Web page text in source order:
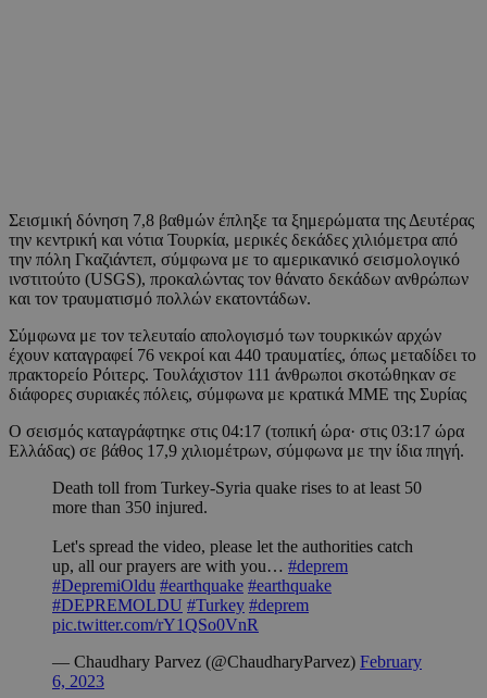
Σεισμική δόνηση 7,8 βαθμών έπληξε τα ξημερώματα της Δευτέρας
την κεντρική και νότια Τουρκία, μερικές δεκάδες χιλιόμετρα από
την πόλη Γκαζιάντεπ, σύμφωνα με το αμερικανικό σεισμολογικό
ινστιτούτο (USGS), προκαλώντας τον θάνατο δεκάδων ανθρώπων
και τον τραυματισμό πολλών εκατοντάδων.
Σύμφωνα με τον τελευταίο απολογισμό των τουρκικών αρχών
έχουν καταγραφεί 76 νεκροί και 440 τραυματίες, όπως μεταδίδει το
πρακτορείο Ρόιτερς. Τουλάχιστον 111 άνθρωποι σκοτώθηκαν σε
διάφορες συριακές πόλεις, σύμφωνα με κρατικά ΜΜΕ της Συρίας
Ο σεισμός καταγράφτηκε στις 04:17 (τοπική ώρα· στις 03:17 ώρα
Ελλάδας) σε βάθος 17,9 χιλιομέτρων, σύμφωνα με την ίδια πηγή.
Death toll from Turkey-Syria quake rises to at least 50
more than 350 injured.
Let's spread the video, please let the authorities catch
up, all our prayers are with you… #deprem
#DepremiOldu #earthquake #earthquake
#DEPREMOLDU #Turkey #deprem
pic.twitter.com/rY1QSo0VnR
— Chaudhary Parvez (@ChaudharyParvez) February
6, 2023